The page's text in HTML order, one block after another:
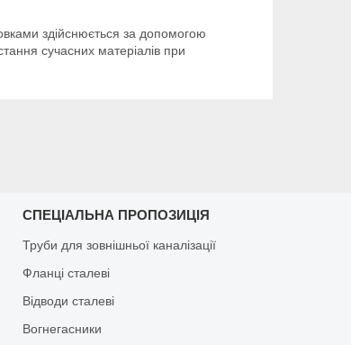
здійснюється за допомогою
сучасних матеріалів при
СПЕЦІАЛЬНА ПРОПОЗИЦІЯ
Труби для зовнішньої каналізації
Фланці сталеві
Відводи сталеві
Вогнегасники